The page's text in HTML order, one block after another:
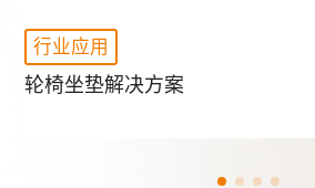
行业应用
轮椅坐垫解决方案